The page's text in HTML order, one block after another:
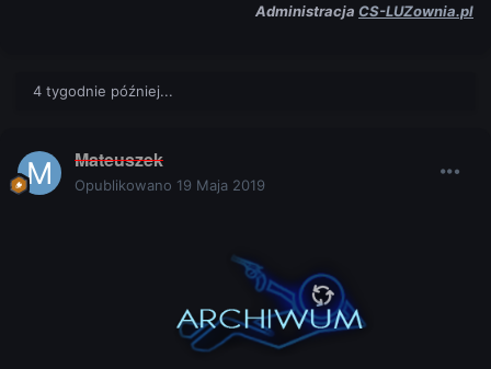
Administracja CS-LUZownia.pl
4 tygodnie później...
Mateuszek
Opublikowano 19 Maja 2019